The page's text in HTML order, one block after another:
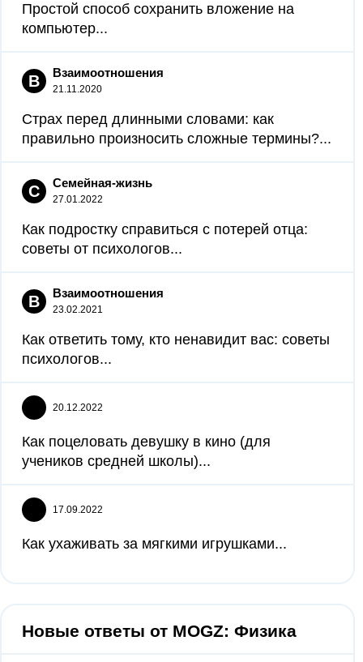
Простой способ сохранить вложение на
компьютер...
В Взаимоотношения
21.11.2020
Страх перед длинными словами: как
правильно произносить сложные термины?...
С Семейная-жизнь
27.01.2022
Как подростку справиться с потерей отца:
советы от психологов...
В Взаимоотношения
23.02.2021
Как ответить тому, кто ненавидит вас: советы
психологов...
20.12.2022
Как поцеловать девушку в кино (для
учеников средней школы)...
17.09.2022
Как ухаживать за мягкими игрушками...
Новые ответы от MOGZ: Физика